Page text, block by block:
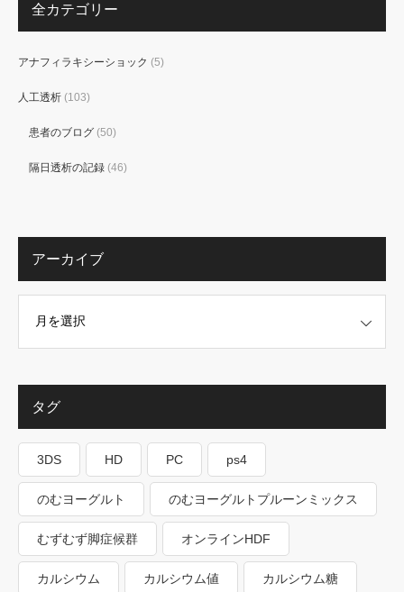
全カテゴリー
アナフィラキシーショック (5)
人工透析 (103)
患者のブログ (50)
隔日透析の記録 (46)
アーカイブ
タグ
3DS HD PC ps4
のむヨーグルト のむヨーグルトプルーンミックス
むずむず脚症候群 オンラインHDF
カルシウム カルシウム値 カルシウム糖